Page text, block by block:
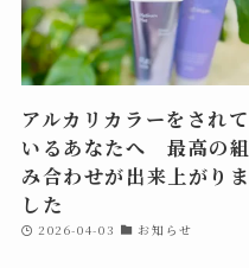
アルカリカラーをされて
いるあなたへ 最高の組
み合わせが出来上がりま
した
2026-04-03 お知らせ